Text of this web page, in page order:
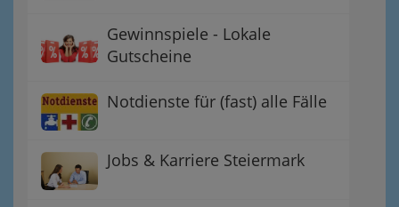
Gewinnspiele - Lokale
Gutscheine
Notdienste für (fast) alle Fälle
Jobs & Karriere Steiermark